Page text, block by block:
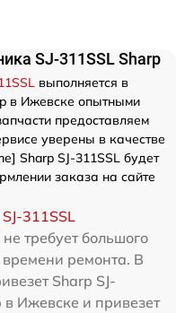
SJ-311SSL Sharp
выполняется в
в Ижевске опытными
предоставляем
уверены в качестве
Sharp SJ-311SSL будет
заказа на сайте
311SSL
требует большого
ремонта. В
Sharp SJ-
в Ижевске и привезет